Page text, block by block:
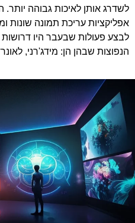
לשדרג אותן לאיכות גבוהה
אפליקציות עריכת תמונה
לבצע פעולות שבעבר היו דרושות
הנפוצות שבהן הן: מידג'רני,